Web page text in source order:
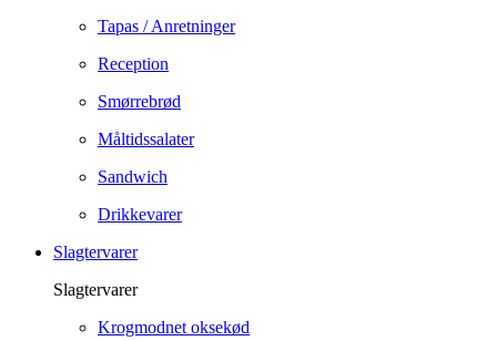
Tapas / Anretninger
Reception
Smørrebrød
Måltidssalater
Sandwich
Drikkevarer
Slagtervarer
Slagtervarer
Krogmodnet oksekød